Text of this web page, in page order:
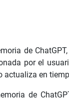
de
por el
actualiza en
de